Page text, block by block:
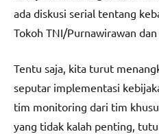
ada diskusi serial tentang
Tokoh TNI/Purnawirawan
Tentu saja, kita turut
seputar implementasi
tim monitoring dari tim
yang tidak kalah penting,